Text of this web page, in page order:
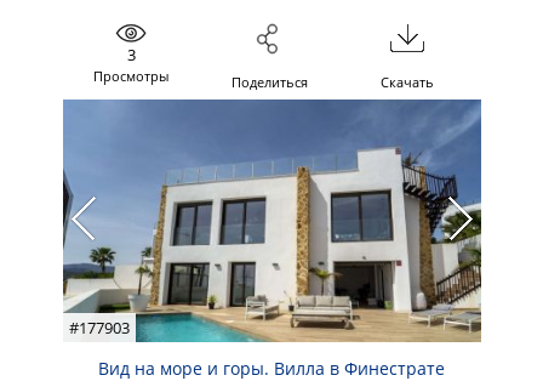
3
Просмотры Поделиться Скачать
#177903
Вид на море и горы. Вилла в Финестрате